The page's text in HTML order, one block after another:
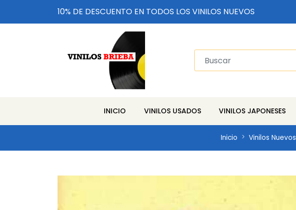
10% DE DESCUENTO EN TODOS LOS VINILOS NUEVOS
INICIO VINILOS USADOS VINILOS JAPONESES
Inicio Vinilos Nuevos